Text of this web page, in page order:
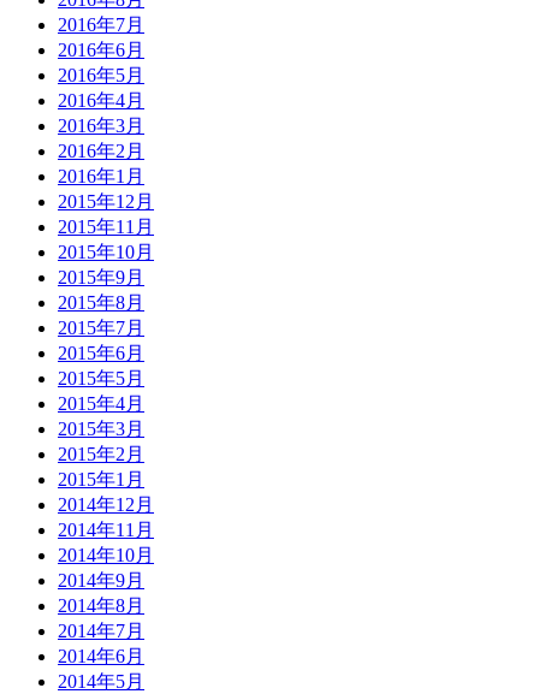
2016年7月
2016年6月
2016年5月
2016年4月
2016年3月
2016年2月
2016年1月
2015年12月
2015年11月
2015年10月
2015年9月
2015年8月
2015年7月
2015年6月
2015年5月
2015年4月
2015年3月
2015年2月
2015年1月
2014年12月
2014年11月
2014年10月
2014年9月
2014年8月
2014年7月
2014年6月
2014年5月